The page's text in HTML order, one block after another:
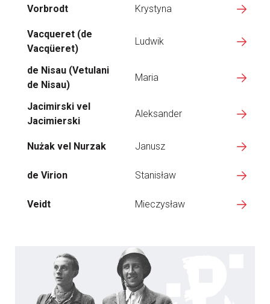
Vorbrodt Krystyna
Vacqueret (de
Vacqüeret)
Ludwik
de Nisau (Vetulani
de Nisau)
Maria
Jacimirski vel
Jacimierski
Aleksander
Nużak vel Nurzak Janusz
de Virion Stanisław
Veidt Mieczysław